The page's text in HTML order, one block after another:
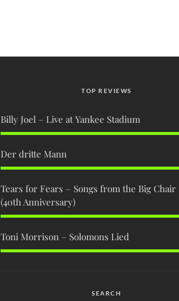
TOP REVIEWS
Billy Joel – Live at Yankee Stadium
Der dritte Mann
Tears for Fears – Songs from the Big Chair
(40th Anniversary)
Toni Morrison – Solomons Lied
SEARCH